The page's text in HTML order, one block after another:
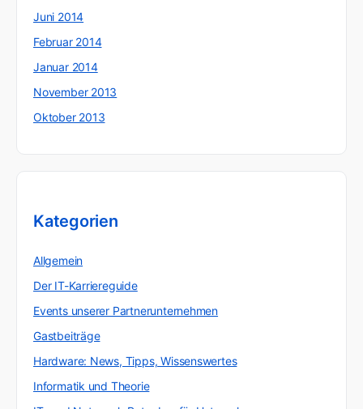
Juni 2014
Februar 2014
Januar 2014
November 2013
Oktober 2013
Kategorien
Allgemein
Der IT-Karriereguide
Events unserer Partnerunternehmen
Gastbeiträge
Hardware: News, Tipps, Wissenswertes
Informatik und Theorie